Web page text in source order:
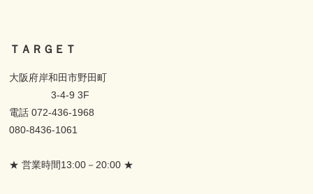
ＴＡＲＧＥＴ
大阪府岸和田市野田町
3-4-9 3F
電話 072-436-1968
080-8436-1061
★ 営業時間13:00－20:00 ★